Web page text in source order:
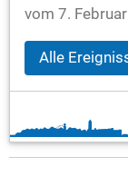
vom 7.
Alle